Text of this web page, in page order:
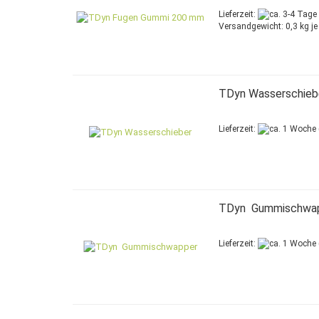
Lieferzeit:
Versandgewicht: 0,3 kg
TDyn
Lieferzeit:
TDyn
Lieferzeit: